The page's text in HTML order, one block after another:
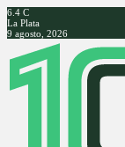
6.4 C
La Plata
9 agosto, 2026
Facebook
Twitter
Instagram
Youtube